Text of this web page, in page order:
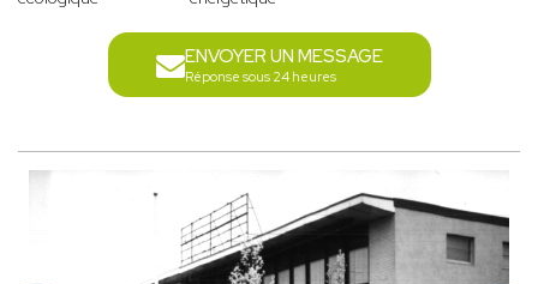
ENVOYER UN MESSAGE
Réponse sous 24 heures